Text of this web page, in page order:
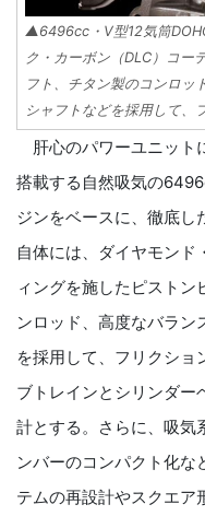
▲6496cc・V型12気筒
ク・カーボン（DLC）コー
フト、チタン製のコンロッ
シャフトなどを採用して、
肝心のパワーユニット
搭載する自然吸気の
ジンをベースに、徹底し
自体には、ダイヤモンド
ィングを施したピストン
ンロッド、高度なバラ
を採用して、フリクシ
ブトレインとシリンダー
計とする。さらに、吸気
ンバーのコンパクト化な
テムの再設計やスクエア